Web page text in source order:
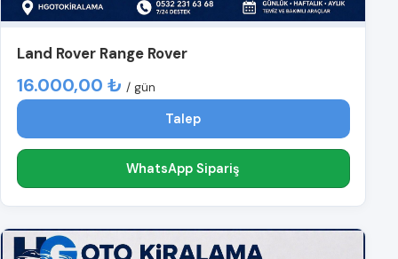
Land Rover Range Rover
16.000,00 ₺ / gün
Talep
WhatsApp Sipariş